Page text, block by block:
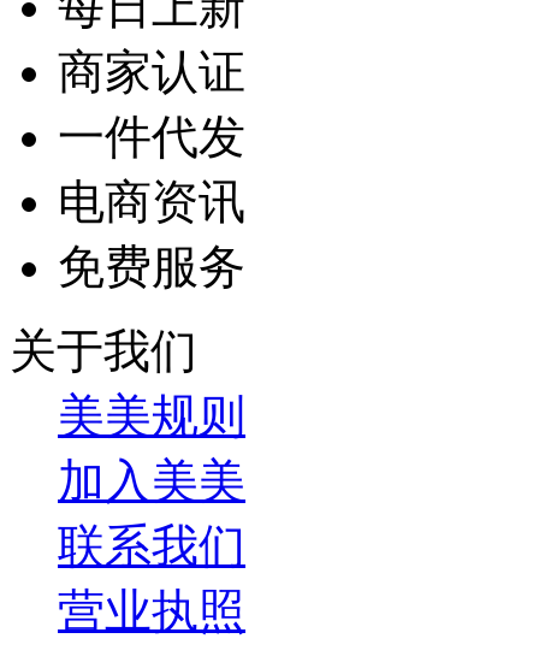
商家认证
一件代发
电商资讯
免费服务
关于我们
美美规则
加入美美
联系我们
营业执照